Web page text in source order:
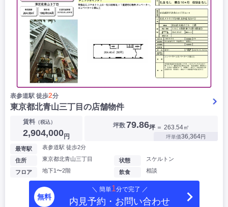
表参道駅 徒歩2分
東京都北青山三丁目の店舗物件
賃料 （税込）
2,904,000円
坪数79.86坪 ＝ 263.54㎡
坪単価36,364円
最寄駅 表参道駅 徒歩2分
住所 東京都北青山三丁目
フロア 地下1〜2階
状態 スケルトン
飲食 相談
無料
＼ 簡単1分で完了 ／
内見予約・お問い合わせ